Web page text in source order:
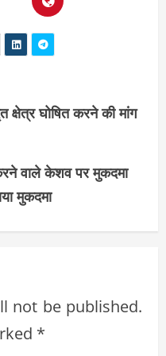
क्षेत्र घोषित करने की मांग
वाले केशव पर मुकदमा
मुकदमा
not be published.
*